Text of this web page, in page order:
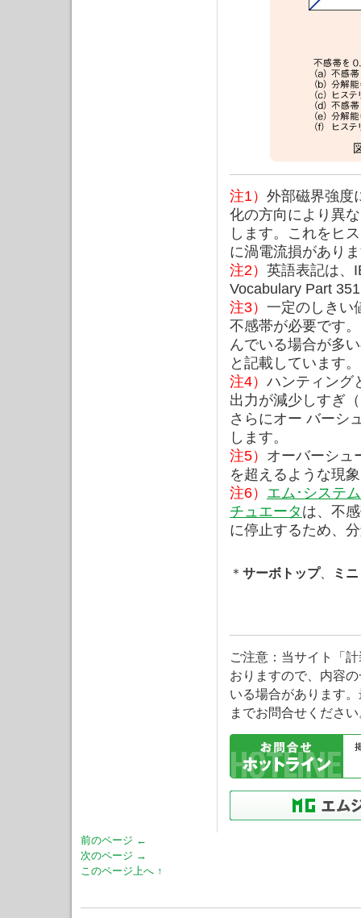
注1） 外部磁界強度
化の方向により異
します。これをヒ
に渦電流損があり
注2） 英語表記は、
Vocabulary Part
注3） 一定のしきい
不感帯が必要です
んでいる場合が多
と記載しています。
注4） ハンティング
出力が減少しすぎ
さらにオー バーシ
します。
注5） オーバーシュ
を超えるような現
注6） エム･システ
チュエータ は、不
に停止するため、
＊ サーボトップ、 ミ
ご注意：当サイト「
おりますので、内容
いる場合があります
までお問合せくださ
前のページ ←
次のページ →
このページ上へ ↑